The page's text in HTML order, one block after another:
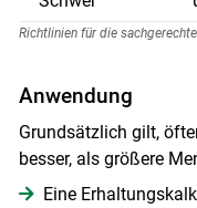
Skip
Richtlinien für die
Anwendung
Grundsätzlich gilt,
besser, als größere
Eine